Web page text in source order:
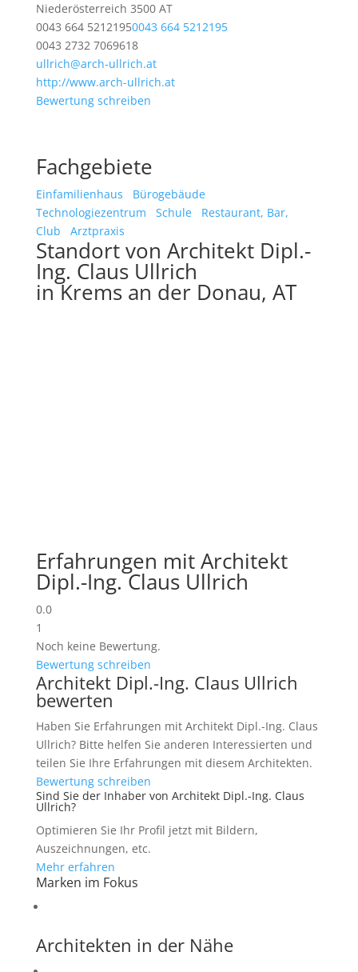
Niederösterreich 3500 AT
0043 664 52121950043 664 5212195
0043 2732 7069618
ullrich@arch-ullrich.at
http://www.arch-ullrich.at
Bewertung schreiben
Fachgebiete
Einfamilienhaus
Bürogebäude
Technologiezentrum
Schule
Restaurant, Bar,
Club
Arztpraxis
Standort von Architekt Dipl.-
Ing. Claus Ullrich
in Krems an der Donau, AT
Erfahrungen mit Architekt
Dipl.-Ing. Claus Ullrich
0.0
1
Noch keine Bewertung.
Bewertung schreiben
Architekt Dipl.-Ing. Claus Ullrich
bewerten
Haben Sie Erfahrungen mit Architekt Dipl.-Ing. Claus
Ullrich? Bitte helfen Sie anderen Interessierten und
teilen Sie Ihre Erfahrungen mit diesem Architekten.
Bewertung schreiben
Sind Sie der Inhaber von Architekt Dipl.-Ing. Claus
Ullrich?
Optimieren Sie Ihr Profil jetzt mit Bildern,
Auszeichnungen, etc.
Mehr erfahren
Marken im Fokus
Architekten in der Nähe